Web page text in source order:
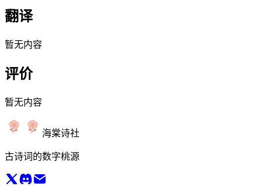
翻译
暂无内容
评价
暂无内容
海棠诗社
古诗词的数字桃源